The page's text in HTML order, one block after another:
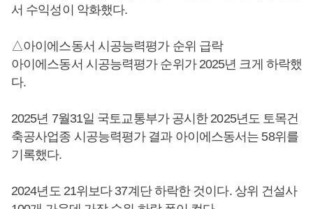
서 수익성이 악화했다.
△아이에스동서 시공능력평가 순위 급락
아이에스동서 시공능력평가 순위가 2025년 크게 하락했
다.
2025년 7월31일 국토교통부가 공시한 2025년도 토목건
축공사업종 시공능력평가 결과 아이에스동서는 58위를
기록했다.
2024년도 21위보다 37계단 하락한 것이다. 상위 건설사